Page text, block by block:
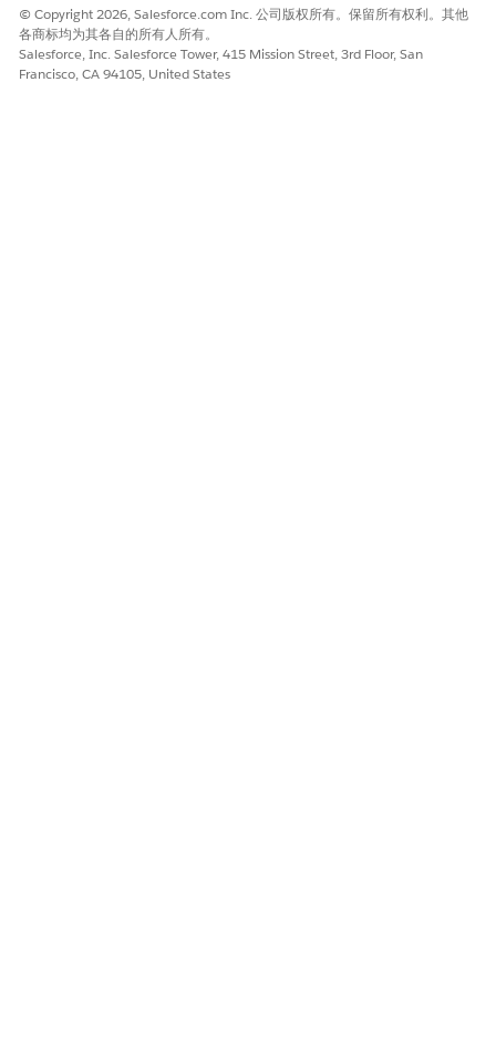
© Copyright 2026, Salesforce.com Inc. 公司版权所有。保留所有权利。其他
各商标均为其各自的所有人所有。
Salesforce, Inc. Salesforce Tower, 415 Mission Street, 3rd Floor, San
Francisco, CA 94105, United States